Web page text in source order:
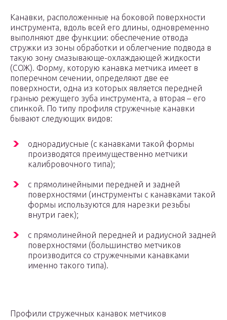
Канавки, расположенные на боковой поверхности
инструмента, вдоль всей его длины, одновременно
выполняют две функции: обеспечение отвода
стружки из зоны обработки и облегчение подвода в
такую зону смазывающе-охлаждающей жидкости
(СОЖ). Форму, которую канавка метчика имеет в
поперечном сечении, определяют две ее
поверхности, одна из которых является передней
гранью режущего зуба инструмента, а вторая – его
спинкой. По типу профиля стружечные канавки
бывают следующих видов:
однорадиусные (с канавками такой формы
производятся преимущественно метчики
калибровочного типа);
с прямолинейными передней и задней
поверхностями (инструменты с канавками такой
формы используются для нарезки резьбы
внутри гаек);
с прямолинейной передней и радиусной задней
поверхностями (большинство метчиков
производится со стружечными канавками
именно такого типа).
Профили стружечных канавок метчиков